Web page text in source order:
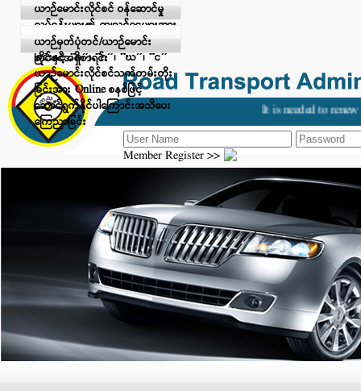
ယာဉ်မောင်းလိုင်စင် ဝန်ဆောင်မှု
လုပ်ငန်းများ၏ ကျသင့်ငွေများအား
Digital Payment ဖြင့် ငွေပေးချေ
ခြင်းနှင့် “ခ”၊ “ဂ”၊ “ဃ”၊ “င”
ယာဉ်မောင်းလိုင်စင်သက်တမ်းတိုး
ခြင်းအား Online စနစ်ဖြင့်
ဆောင်ရွက်နိုင်ပါကြောင်းအသိပေး
ကြေညာခြင်း
ယာဉ်မှတ်ပုံတင်/ယာဉ်မောင်း
လိုင်စင်အရှိစာရင်း
It is needed to
Member Register >>